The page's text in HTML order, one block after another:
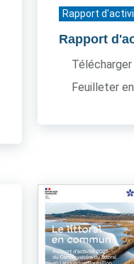
Rapport
Rapport
Feuilleter